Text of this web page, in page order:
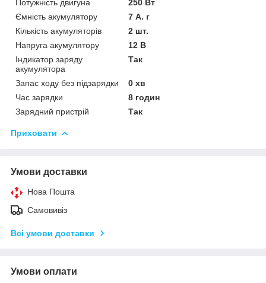
Потужність двигуна
250 Вт
Ємність акумулятору
7 А. г
Кількість акумуляторів
2 шт.
Напруга акумулятору
12 В
Індикатор заряду
акумулятора
Так
Запас ходу без підзарядки
0 хв
Час зарядки
8 годин
Зарядний пристрій
Так
Приховати
Умови доставки
Нова Пошта
Самовивіз
Всі умови доставки
Умови оплати